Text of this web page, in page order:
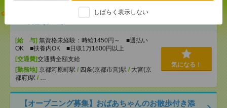
しばらく表示しない
志望動機も履歴書も不要！日収1.1万円～＊未経験OK
[給 与] 無資格未経験：時給1450円～ ■週払い
OK ■扶養内OK ■日収1万1600円以上
[交通費]交通費全額支給
[勤務地] 京都河原町駅 / 四条(京都市営)駅 / 大宮(京
都府)駅 / …
気になる！
【オープニング募集】おばあちゃんのお散歩付き添